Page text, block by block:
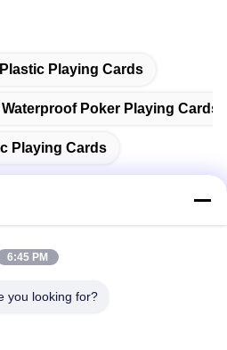
Playing Cards
Poker Playing Cards
Playing Cards
6:45 PM
you looking for?